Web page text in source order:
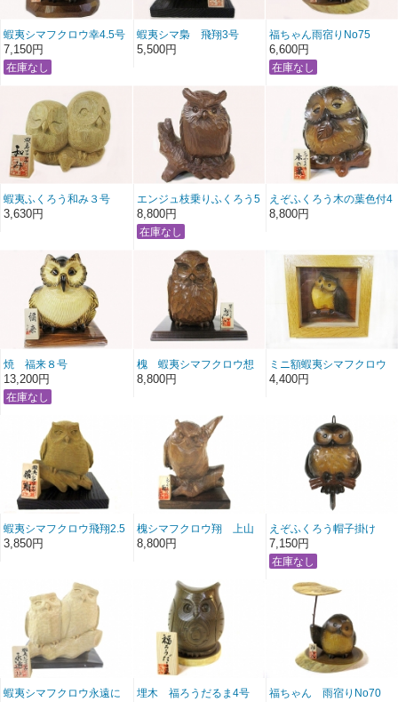
蝦夷シマフクロウ幸4.5号
7,150円
蝦夷シマ梟 飛翔3号
5,500円
福ちゃん雨宿りNo75
6,600円
蝦夷ふくろう和み３号
3,630円
エンジュ枝乗りふくろう5
号
8,800円
えぞふくろう木の葉色付4
号
8,800円
焼 福来８号
13,200円
槐 蝦夷シマフクロウ想
い５号
8,800円
ミニ額蝦夷シマフクロウ
No8
4,400円
蝦夷シマフクロウ飛翔2.5
号シコロ
3,850円
槐シマフクロウ翔 上山
作
8,800円
えぞふくろう帽子掛け
7,150円
蝦夷シマフクロウ永遠に
埋木 福ろうだるま4号 福ちゃん 雨宿りNo70